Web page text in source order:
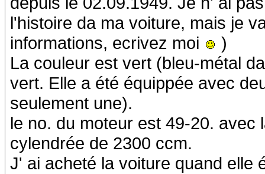
l'histoire da ma voiture, mais je
informations, ecrivez moi
)
La couleur est vert (bleu-métal
vert. Elle a été équippée avec
seulement une).
le no. du moteur est 49-20.
cylendrée de 2300 ccm.
J' ai acheté la voiture quand elle